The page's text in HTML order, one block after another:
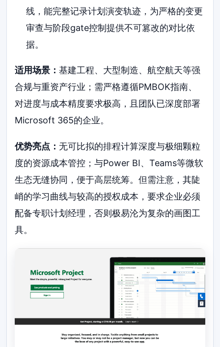
线，能完整记录计划演变轨迹，为严格的变更
审查与阶段gate控制提供不可篡改的对比依
据。
适用场景：基建工程、大型制造、航空航天等强
合规与重资产行业；需严格遵循PMBOK指南、
对进度与成本精度要求极高，且团队已深度部署
Microsoft 365的企业。
优势亮点： 无可比拟的排程计算深度与极细颗粒
度的资源成本管控；与Power BI、Teams等微软
生态无缝协同，便于高层统筹。但需注意，其陡
峭的学习曲线与较高的授权成本，要求企业必须
配备专职计划经理，否则极易沦为复杂的画图工
具。